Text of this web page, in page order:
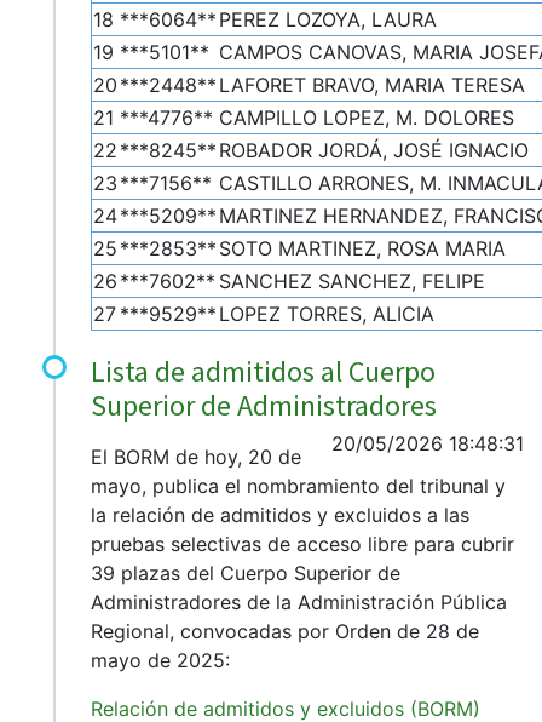
18 ***6064** PEREZ LOZOYA, LAURA
19 ***5101** CAMPOS CANOVAS, MARIA
20 ***2448** LAFORET BRAVO, MARIA TERESA
21 ***4776** CAMPILLO LOPEZ, M. DOLORES
22 ***8245** ROBADOR JORDÁ, JOSÉ IGNACIO
23 ***7156** CASTILLO ARRONES, M.
24***5209** MARTINEZ HERNANDEZ,
25 ***2853** SOTO MARTINEZ, ROSA MARIA
26 ***7602** SANCHEZ SANCHEZ, FELIPE
27 ***9529** LOPEZ TORRES, ALICIA
Lista de admitidos al Cuerpo
Superior de Administradores
20/05/2026 18:48:31
El BORM de hoy, 20 de
mayo, publica el nombramiento del tribunal y
la relación de admitidos y excluidos a las
pruebas selectivas de acceso libre para cubrir
39 plazas del Cuerpo Superior de
Administradores de la Administración Pública
Regional, convocadas por Orden de 28 de
mayo de 2025:
Relación de admitidos y excluidos (BORM)